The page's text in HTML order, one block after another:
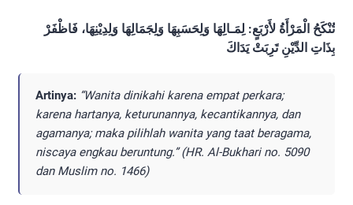
تُنْكَحُ الْمَرْأَةُ لأَرْبَعٍ: لِمَـالِهَا وَلِحَسَبِهَا وَلِجَمَالِهَا وَلِدِيْنِهَا، فَاظْفَرْ
بِذَاتِ الدِّيْنِ تَرِبَتْ يَدَاكَ
Artinya: “Wanita dinikahi karena empat perkara;
karena hartanya, keturunannya, kecantikannya, dan
agamanya; maka pilihlah wanita yang taat beragama,
niscaya engkau beruntung.” (HR. Al-Bukhari no. 5090
dan Muslim no. 1466)